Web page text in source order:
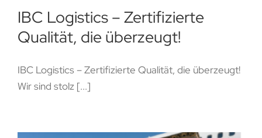
IBC Logistics – Zertifizierte
Qualität, die überzeugt!
IBC Logistics – Zertifizierte Qualität, die überzeugt!
Wir sind stolz [...]